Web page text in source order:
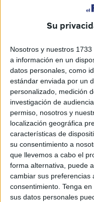
Su
Nosotros y nuestros 1733
a información en un
datos personales, como
estándar enviada por un
personalizado, medición
investigación de
permiso, nosotros y
localización geográfica
características de
su consentimiento a
que llevemos a cabo el
forma alternativa, puede
cambiar sus preferencias
consentimiento. Tenga
sus datos personales
Las oposiciones para la
Policía Localde Ceuta
Según el anuncio
pruebas físicas
oposición se llevarán
2025.
Fechas,
programadas
El calendario